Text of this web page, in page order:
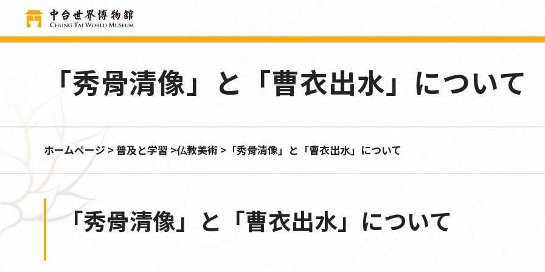
「秀骨清像」と「曹衣出水」について
ホームページ 普及と学習 仏教美術 「秀骨清像」と「曹衣出水」について
「秀骨清像」と「曹衣出水」について
クッキー利用の管理について